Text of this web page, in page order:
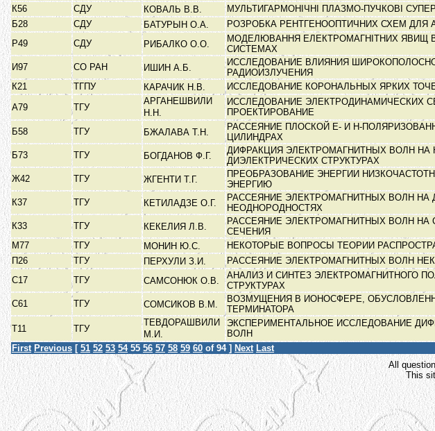
К56
СДУ КОВАЛЬ В.В. МУЛЬТИГАРМОНІЧНІ ПЛАЗМО-ПУЧКОВІ
Б28
СДУ БАТУРЫН О.А. РОЗРОБКА РЕНТГЕНООПТИЧНИХ СХЕМ ДЛЯ
Р49
СДУ РИБАЛКО О.О.
МОДЕЛЮВАННЯ ЕЛЕКТРОМАГНІТНИХ ЯВИЩ
СИСТЕМАХ
И97 СО РАН ИШИН А.Б.
ИССЛЕДОВАНИЕ ВЛИЯНИЯ
РАДИОИЗЛУЧЕНИЯ
К21
ТГПУ КАРАЧИК Н.В. ИССЛЕДОВАНИЕ КОРОНАЛЬНЫХ ЯРКИХ
А79
ТГУ
АРГАНЕШВИЛИ
Н.Н.
ИССЛЕДОВАНИЕ ЭЛЕКТРОДИНАМИЧЕСКИХ
ПРОЕКТИРОВАНИЕ
Б58 ТГУ БЖАЛАВА Т.Н.
РАССЕЯНИЕ ПЛОСКОЙ Е- И Н-
ЦИЛИНДРАХ
Б73 ТГУ БОГДАНОВ Ф.Г.
ДИФРАКЦИЯ ЭЛЕКТРОМАГНИТНЫХ ВОЛН
ДИЭЛЕКТРИЧЕСКИХ СТРУКТУРАХ
Ж42 ТГУ ЖГЕНТИ Т.Г.
ПРЕОБРАЗОВАНИЕ ЭНЕРГИИ
ЭНЕРГИЮ
К37 ТГУ КЕТИЛАДЗЕ О.Г.
РАССЕЯНИЕ ЭЛЕКТРОМАГНИТНЫХ ВОЛН НА
НЕОДНОРОДНОСТЯХ
К33 ТГУ КЕКЕЛИЯ Л.В.
РАССЕЯНИЕ ЭЛЕКТРОМАГНИТНЫХ ВОЛН НА
СЕЧЕНИЯ
М77
ТГУ МОНИН Ю.С. НЕКОТОРЫЕ ВОПРОСЫ ТЕОРИИ
П26
ТГУ ПЕРХУЛИ З.И. РАССЕЯНИЕ ЭЛЕКТРОМАГНИТНЫХ ВОЛН
С17
ТГУ САМСОНЮК О.В.
АНАЛИЗ И СИНТЕЗ ЭЛЕКТРОМАГНИТНОГО
СТРУКТУРАХ
С61 ТГУ СОМСИКОВ В.М.
ВОЗМУЩЕНИЯ В ИОНОСФЕРЕ,
ТЕРМИНАТОРА
Т11 ТГУ
ТЕВДОРАШВИЛИ
М.И.
ЭКСПЕРИМЕНТАЛЬНОЕ ИССЛЕДОВАНИЕ
ВОЛН
First Previous [ 51 52 53 54 55 56 57 58 59 60 of 94 ] Next Last
All
This